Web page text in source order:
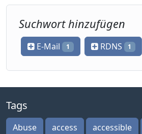
Suchwort hinzufügen
E-Mail 1 RDNS 1
Tags
Abuse access accessible